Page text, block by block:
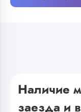
Наличие
заезда и